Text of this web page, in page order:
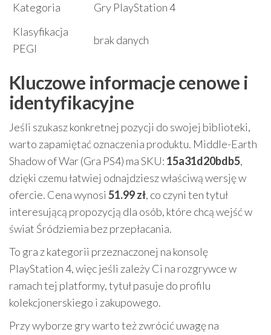
Kategoria
Gry PlayStation 4
Klasyfikacja
PEGI
brak danych
Kluczowe informacje cenowe i
identyfikacyjne
Jeśli szukasz konkretnej pozycji do swojej biblioteki,
warto zapamiętać oznaczenia produktu. Middle-Earth
Shadow of War (Gra PS4) ma SKU: 15a31d20bdb5,
dzięki czemu łatwiej odnajdziesz właściwą wersję w
ofercie. Cena wynosi 51.99 zł, co czyni ten tytuł
interesującą propozycją dla osób, które chcą wejść w
świat Śródziemia bez przepłacania.
To gra z kategorii przeznaczonej na konsolę
PlayStation 4, więc jeśli zależy Ci na rozgrywce w
ramach tej platformy, tytuł pasuje do profilu
kolekcjonerskiego i zakupowego.
Przy wyborze gry warto też zwrócić uwagę na